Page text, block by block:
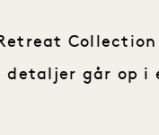
detaljer går op i